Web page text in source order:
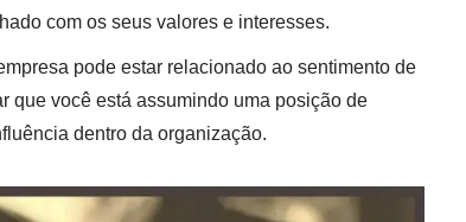
com os seus valores e interesses.
pode estar relacionado ao sentimento de
que você está assumindo uma posição de
dentro da organização.